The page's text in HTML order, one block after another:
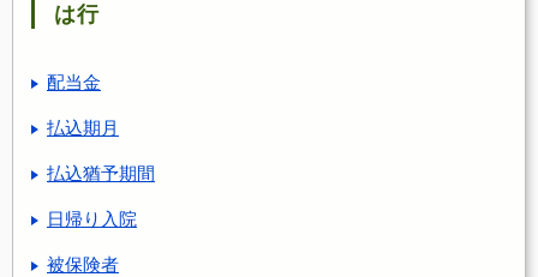
は行
配当金
払込期月
払込猶予期間
日帰り入院
被保険者